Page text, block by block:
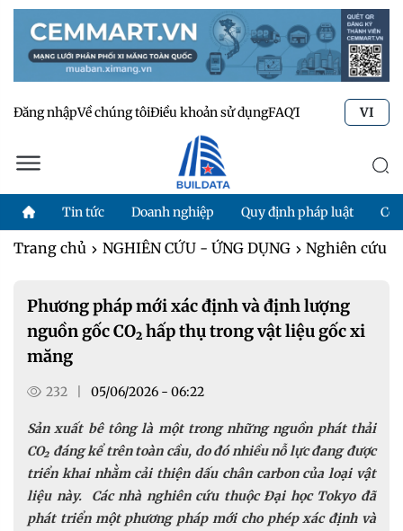
Đăng nhậpVề chúng tôiĐiều khoản sử dụngFAQTư vấn kỹ thuật
VI
Tin tức Doanh nghiệp Quy định pháp luật
Trang chủ NGHIÊN CỨU - ỨNG DỤNG Nghiên cứu
Phương pháp mới xác định và định lượng
nguồn gốc CO₂ hấp thụ trong vật liệu gốc xi
măng
232 05/06/2026 - 06:22
Sản xuất bê tông là một trong những nguồn phát thải
CO₂ đáng kể trên toàn cầu, do đó nhiều nỗ lực đang được
triển khai nhằm cải thiện dấu chân carbon của loại vật
liệu này. Các nhà nghiên cứu thuộc Đại học Tokyo đã
phát triển một phương pháp mới cho phép xác định và